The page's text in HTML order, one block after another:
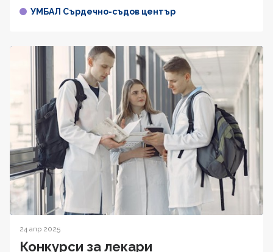
УМБАЛ Сърдечно-съдов център
24 апр 2025
Конкурси за лекари